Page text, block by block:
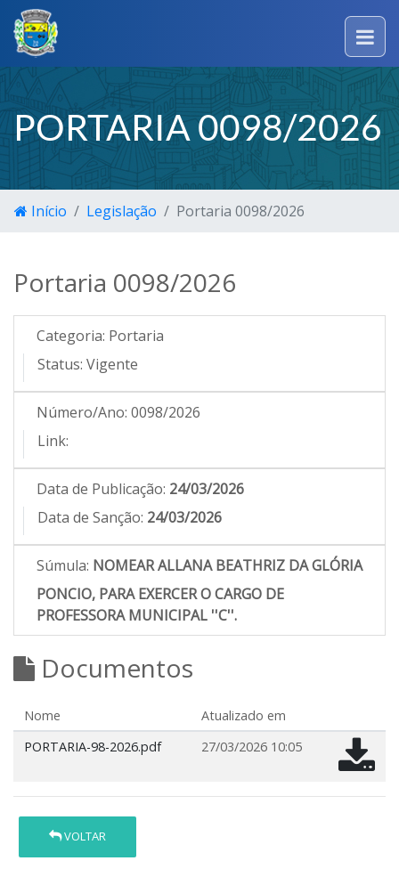
PORTARIA 0098/2026
Início Legislação Portaria 0098/2026
Portaria 0098/2026
Categoria: Portaria
Status: Vigente
Número/Ano: 0098/2026
Link:
Data de Publicação: 24/03/2026
Data de Sanção: 24/03/2026
Súmula: NOMEAR ALLANA BEATHRIZ DA GLÓRIA
PONCIO, PARA EXERCER O CARGO DE
PROFESSORA MUNICIPAL ''C''.
Documentos
Nome
Atualizado em
PORTARIA-98-2026.pdf
27/03/2026 10:05
VOLTAR